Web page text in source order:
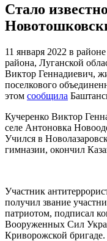
Стало
11 января 2022 в
района, Луганской
Виктор Геннадиевич,
поселкового
этом сообщила
Кучеренко Виктор
селе Антоновка
Учился в
гимназии, окончил
Участник
получил звание
патриотом, подписал
Вооруженных Сил
Криворожской бригаде.